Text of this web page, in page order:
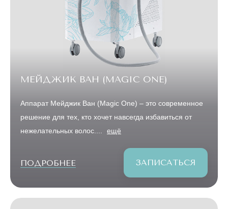
МЕЙДЖИК ВАН (MAGIC ONE)
Аппарат Мейджик Ван (Magic One) – это современное
решение для тех, кто хочет навсегда избавиться от
нежелательных волос....
ещё
ПОДРОБНЕЕ ЗАПИСАТЬСЯ